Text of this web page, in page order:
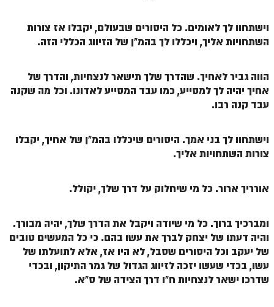
זוהר צו מתקדמים
פרשת שמיני מתחילים
ספר הזוהר פרשת תזריע למתחילים
זוהר מצורע מתחילים
זוהר מצורע למתקדמים
הזוהר הקדוש – קדושים למתחילים
הזוהר הקדוש – קדושים למתקדמים
ספר הזוהר אמור השקפה
וישתחוו לך לאומים. כל היסורים שבעולם, יקבלו אז צורות
השתחויות אליך, ויכללו לך בהמ"ן של הזיווג הכללי הזה.
הווה גביר לאחיך. שהדרך שלך תישאר לנצחיות, והדרך של
אחיך יהיה לך למסייע, כמו עבד המסייע לאדונו. וכל מה שקנה
עבד קנה רבו.
וישתחוו לך בני אמך. היסורים שיכללו בהמ"ן של אחיך, יקבלו
צורות השתחויות אליך.
אורריך ארור. כל מי שיחלוק על דרך שלך, יקולל.
ומברכיך ברוך. כל מי שיודה ויקבל את הדרך שלך, יהיה מבורך.
והיה דעתו של יצחק לברך את עשו בהם. כי כל המעשים טובים
של יעקב וכל היסורים שסבל, לא היו אז, אלא לתועלתו של
עשו, בכדי שעשו יזכה לזיווג הגדול של גמר התיקון, ובכדי
שדרכו ישאר לנצחיות ח"ו דרך הצידה של ס"א.